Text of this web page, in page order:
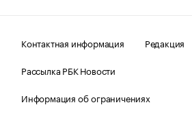
Контактная информация
Редакция
Рассылка РБК Новости
Информация об ограничениях